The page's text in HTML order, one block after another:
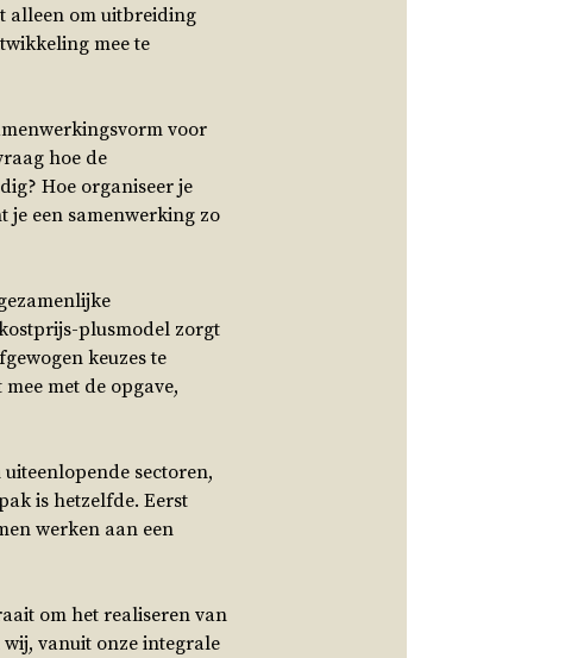
alleen om uitbreiding
mee te
voor
hoe de
Hoe organiseer je
je een samenwerking zo
plusmodel zorgt
keuzes te
met de opgave,
sectoren,
is hetzelfde. Eerst
werken aan een
om het realiseren van
vanuit onze integrale